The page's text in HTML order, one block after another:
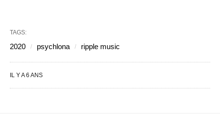
TAGS:
2020 psychlona ripple music
IL Y A 6 ANS